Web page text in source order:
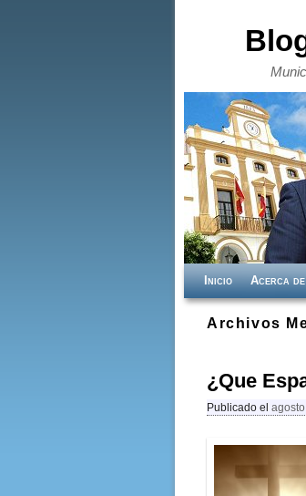
Inicio Acerca de
Archivos
¿Que
Publicado el